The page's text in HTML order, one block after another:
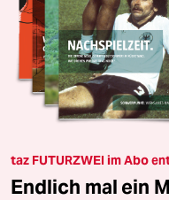
taz FUTURZWEI im Abo
Endlich mal ein